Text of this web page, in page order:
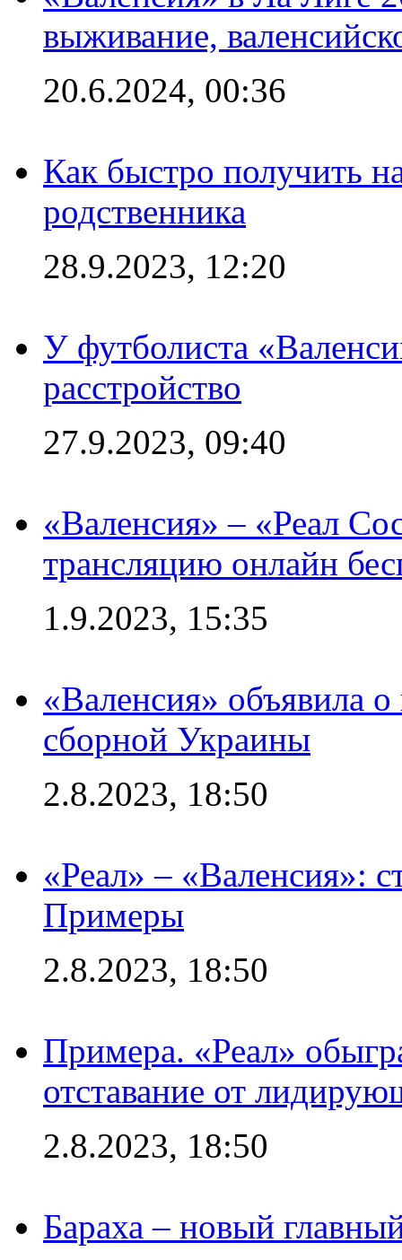
выживание,
20.6.2024, 00:36
Как быстро получить
родственника
28.9.2023, 12:20
У футболиста
расстройство
27.9.2023, 09:40
«Валенсия» – «Реал
трансляцию онлайн
1.9.2023, 15:35
«Валенсия» объявила
сборной Украины
2.8.2023, 18:50
«Реал» – «Валенсия»:
Примеры
2.8.2023, 18:50
Примера. «Реал»
отставание от
2.8.2023, 18:50
Бараха – новый